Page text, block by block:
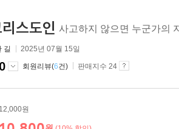
스도인 사고하지 않으면 누군가의
길 2025년 07월 15일
회원리뷰(6건) 판매지수 24
12,000원